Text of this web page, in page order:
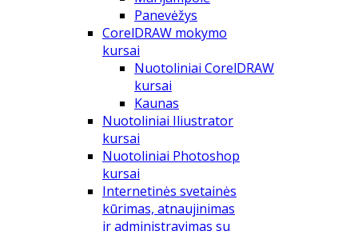
Panevėžys
CorelDRAW mokymo
kursai
Nuotoliniai CorelDRAW
kursai
Kaunas
Nuotoliniai Iliustrator
kursai
Nuotoliniai Photoshop
kursai
Internetinės svetainės
kūrimas, atnaujinimas
ir administravimas su